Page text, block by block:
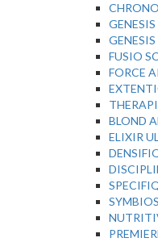
GENESIS
FUSIO
FORCE
BLOND
ELIXIR